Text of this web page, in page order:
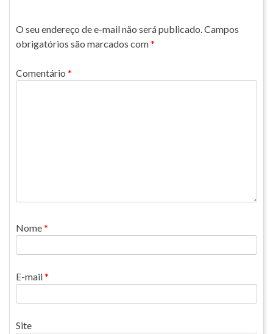
O seu endereço de e-mail não será publicado.Campos
obrigatórios são marcados com*
Comentário *
Nome*
E-mail*
Site